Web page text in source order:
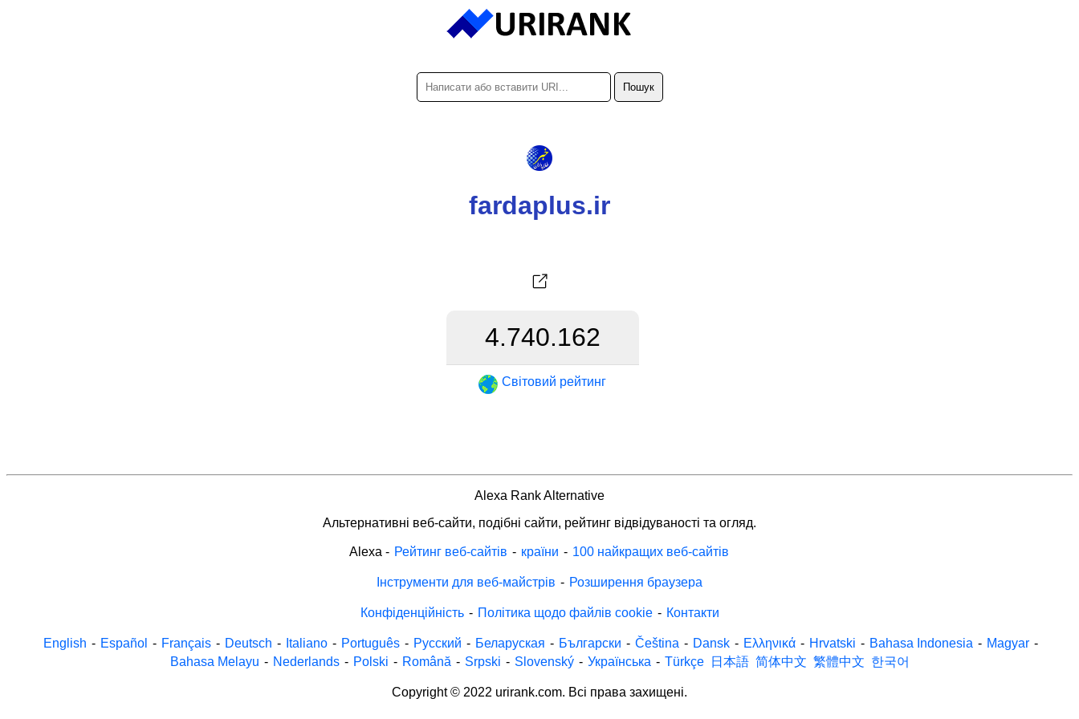
fardaplus.ir
4.740.162
Світовий рейтинг
Alexa Rank Alternative
Альтернативні веб-сайти, подібні сайти, рейтинг відвідуваності та огляд.
Alexa - Рейтинг веб-сайтів - країни - 100 найкращих веб-сайтів
Інструменти для веб-майстрів - Розширення браузера
Конфіденційність - Політика щодо файлів cookie - Контакти
English - Español - Français - Deutsch - Italiano - Português - Русский - Беларуская - Български - Čeština - Dansk - Ελληνικά - Hrvatski - Bahasa Indonesia - Magyar -
Bahasa Melayu - Nederlands - Polski - Română - Srpski - Slovenský - Українська - Türkçe 日本語 简体中文 繁體中文 한국어
Copyright © 2022 urirank.com. Всі права захищені.